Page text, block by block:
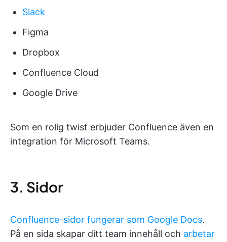
Slack
Figma
Dropbox
Confluence Cloud
Google Drive
Som en rolig twist erbjuder Confluence även en
integration för Microsoft Teams.
3. Sidor
Confluence-sidor fungerar som Google Docs.
På en sida skapar ditt team innehåll och arbetar